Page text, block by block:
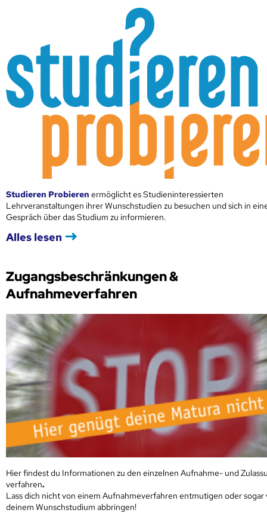
Studieren Probieren ermöglicht es Studieninteressierten
Lehrveranstaltungen ihrer Wunschstudien zu besuchen und sich in
Gespräch über das Studium zu informieren.
Alles lesen
Zugangsbeschränkungen &
Aufnahmeverfahren
Hier findest du Informationen zu den einzelnen Aufnahme- und
verfahren.
Lass dich nicht von einem Aufnahmeverfahren entmutigen oder sogar
deinem Wunschstudium abbringen!